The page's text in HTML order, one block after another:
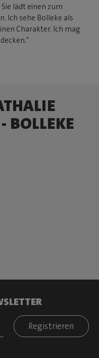
lädt einen zum
Ich sehe Bolleke als
Charakter. Ich mag
BOLLEKE
Registrieren